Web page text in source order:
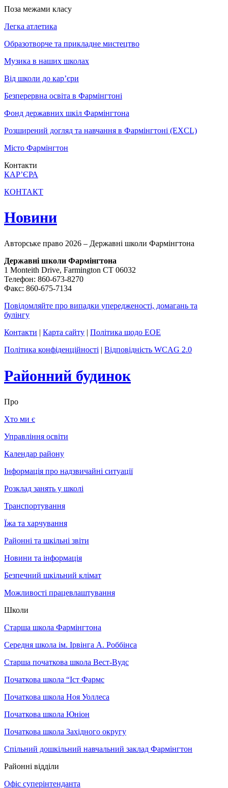
Поза межами класу
Легка атлетика
Образотворче та прикладне мистецтво
Музика в наших школах
Від школи до кар’єри
Безперервна освіта в Фармінгтоні
Фонд державних шкіл Фармінгтона
Розширений догляд та навчання в Фармінгтоні (EXCL)
Місто Фармінгтон
Контакти
КАР’ЄРА
КОНТАКТ
Новини
Авторське право 2026 – Державні школи Фармінгтона
Державні школи Фармінгтона
1 Monteith Drive, Farmington CT 06032
Телефон: 860-673-8270
Факс: 860-675-7134
Повідомляйте про випадки упередженості, домагань та
булінгу
Контакти | Карта сайту | Політика щодо EOE
Політика конфіденційності | Відповідність WCAG 2.0
Районний будинок
Про
Хто ми є
Управління освіти
Календар району
Інформація про надзвичайні ситуації
Розклад занять у школі
Транспортування
Їжа та харчування
Районні та шкільні звіти
Новини та інформація
Безпечний шкільний клімат
Можливості працевлаштування
Школи
Старша школа Фармінгтона
Середня школа ім. Ірвінга А. Роббінса
Старша початкова школа Вест-Вудс
Початкова школа “Іст Фармс
Початкова школа Ноя Уоллеса
Початкова школа Юніон
Початкова школа Західного округу
Спільний дошкільний навчальний заклад Фармінгтон
Районні відділи
Офіс суперінтенданта